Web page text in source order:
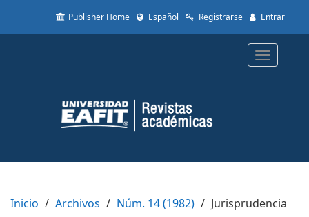
to
Content
Sidebar
Publisher Home Español Registrarse Entrar
Toggle
Inicio Archivos Núm. 14 (1982) Jurisprudencia